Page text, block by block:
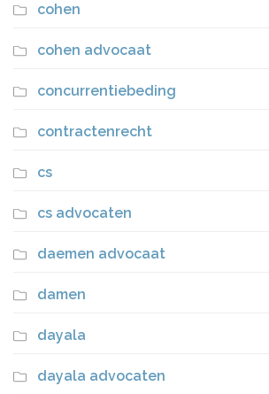
cohen
cohen advocaat
concurrentiebeding
contractenrecht
cs
cs advocaten
daemen advocaat
damen
dayala
dayala advocaten